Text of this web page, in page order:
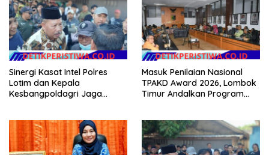
Sinergi Kasat Intel Polres
Lotim dan Kepala
Kesbangpoldagri Jaga
Masuk Penilaian Nasional
TPAKD Award 2026, Lombok
Timur Andalkan Program
Warga